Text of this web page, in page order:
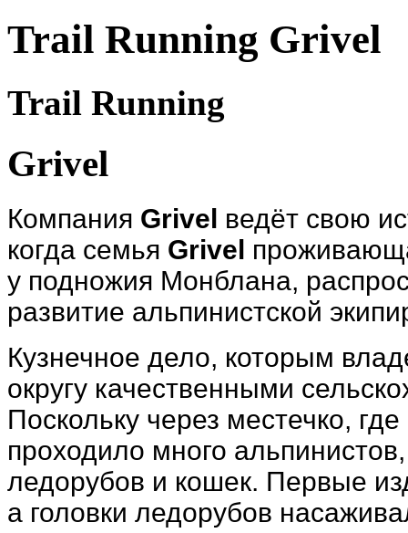
Trail Running Grivel
Trail Running
Grivel
Компания Grivel ведёт свою
когда семья Grivel
у подножия Монблана,
развитие альпинистской
Кузнечное дело, которым
округу качественными
Поскольку через местечко,
проходило много
ледорубов и кошек. Первые
а головки ледорубов